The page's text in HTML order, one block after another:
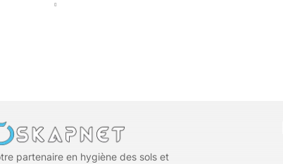
partenaire en hygiène des sols et